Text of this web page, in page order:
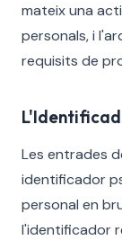
mateix una
personals, i
requisits de
Les entrades
identificador
personal en
l'identificador